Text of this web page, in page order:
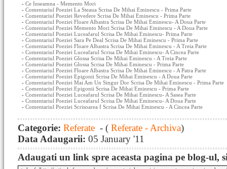
- Ce Inseamna - Memento Mori
- Comentariul Poeziei La Steaua Scrisa De Mihai Eminescu - Prima Parte
- Comentariul Poeziei Revedere Scrisa De Mihai Eminescu - Prima Parte
- Comentariul Poeziei Floare Albastra Scrisa De Mihai Eminescu- A Doua Parte
- Comentariul Poeziei Memento Mori Scrisa De Mihai Eminescu - A Doua Parte
- Comentariul Poeziei Luceafarul Scrisa De Mihai Eminescu- Prima Parte
- Comentariul Poeziei Sara Pe Deal Scrisa De Mihai Eminescu - Prima Parte
- Comentariul Poeziei Floare Albastra Scrisa De Mihai Eminescu - A Treia Parte
- Comentariul Poeziei Luceafarul Scrisa De Mihai Eminescu- A Cincea Parte
- Comentariul Poeziei Glossa Scrisa De Mihai Eminescu - A Treia Parte
- Comentariul Poeziei Glossa Scrisa De Mihai Eminescu - Prima Parte
- Comentariul Poeziei Floare Albastra Scrisa De Mihai Eminescu - A Patra Parte
- Comentariul Poeziei Epigonii Scrisa De Mihai Eminescu - A Doua Parte
- Comentariul Poeziei Mai Am Un Singur Dor Scrisa De Mihai Eminescu - Prima Parte
- Comentariul Poeziei Epigonii Scrisa De Mihai Eminescu - Prima Parte
- Comentariul Poeziei Luceafarul Scrisa De Mihai Eminescu- A Sasea Parte
- Comentariul Poeziei Luceafarul Scrisa De Mihai Eminescu- A Doua Parte
- Comentariul Poeziei Scrisoarea I Scrisa De Mihai Eminescu - A Cincea Parte
Categorie: Referate - ( Referate - Archiva)
Data Adaugarii: 05 January '11
Adaugati un link spre aceasta pagina pe blog-ul,